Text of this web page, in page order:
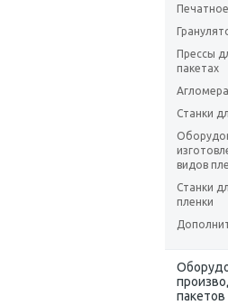
Прессы
пакетах
Станки
видов
Станки
пленки
пакетов